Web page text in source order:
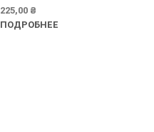
225,00 ₴
ПОДРОБНЕЕ